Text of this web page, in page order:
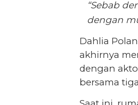
“Sebab
dengan
Dahlia
akhirnya
dengan
bersama